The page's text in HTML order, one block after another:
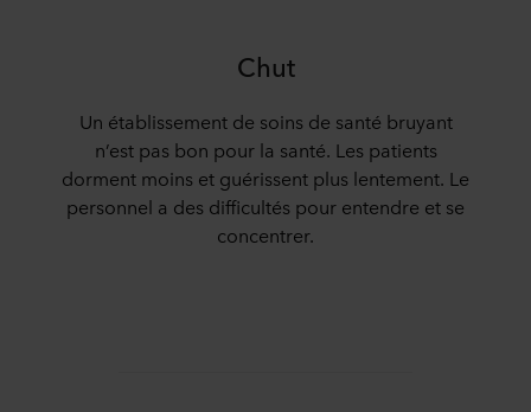
Chut
Un établissement de soins de santé bruyant
n’est pas bon pour la santé. Les patients
dorment moins et guérissent plus lentement. Le
personnel a des difficultés pour entendre et se
concentrer.